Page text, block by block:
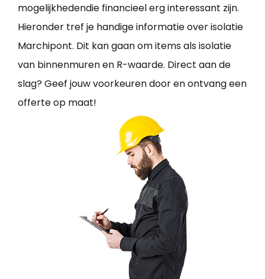
mogelijkhedendie financieel erg interessant zijn.
Hieronder tref je handige informatie over isolatie
Marchipont. Dit kan gaan om items als isolatie
van binnenmuren en R-waarde. Direct aan de
slag? Geef jouw voorkeuren door en ontvang een
offerte op maat!